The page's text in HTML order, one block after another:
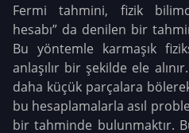
Fermi tahmini, fizik
hesabı” da denilen bir
Bu yöntemle karmaşık
anlaşılır bir şekilde ele
daha küçük parçalara
bu hesaplamalarla asıl
bir tahminde bulunmaktır.